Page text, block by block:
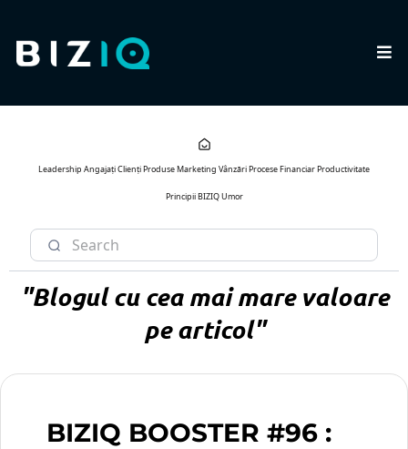
Leadership AngajațiCliențiProduseMarketing VânzăriProceseFinanciarProductivitate
Principii BIZIQUmor
"Blogul cu cea mai mare valoare
pe articol"
BIZIQ BOOSTER #96 :